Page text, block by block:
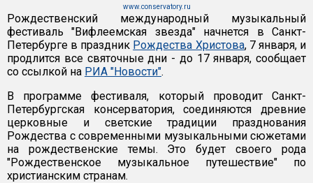
www.conservatory.ru
Рождественский международный музыкальный
фестиваль "Вифлеемская звезда" начнется в Санкт-
Петербурге в праздник Рождества Христова, 7 января, и
продлится все святочные дни - до 17 января, сообщает
со ссылкой на РИА "Новости".
В программе фестиваля, который проводит Санкт-
Петербургская консерватория, соединяются древние
церковные и светские традиции празднования
Рождества с современными музыкальными сюжетами
на рождественские темы. Это будет своего рода
"Рождественское музыкальное путешествие" по
христианским странам.